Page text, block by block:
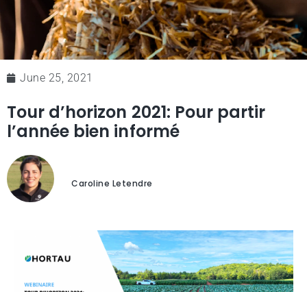
June 25, 2021
Tour d’horizon 2021: Pour partir
l’année bien informé
Caroline Letendre